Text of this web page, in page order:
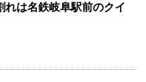
れは名鉄岐阜駅前のクイ